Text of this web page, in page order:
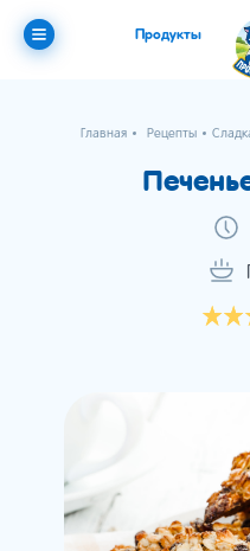
Продукты
Главная Рецепты